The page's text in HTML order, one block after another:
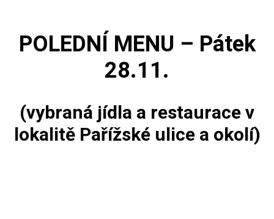
POLEDNÍ MENU – Pátek
28.11.
(vybraná jídla a restaurace v
lokalitě Pařížské ulice a okolí)